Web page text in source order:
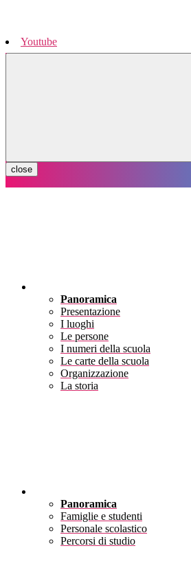
Youtube
close
Panoramica
Presentazione
I luoghi
Le persone
I numeri della scuola
Le carte della scuola
Organizzazione
La storia
Panoramica
Famiglie e studenti
Personale scolastico
Percorsi di studio